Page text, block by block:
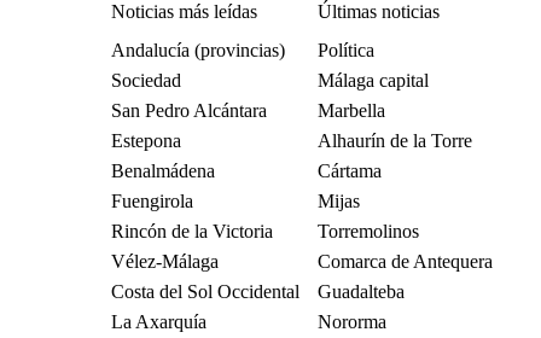
Noticias más leídas
Últimas noticias
Andalucía (provincias)
Política
Sociedad
Málaga capital
San Pedro Alcántara
Marbella
Estepona
Alhaurín de la Torre
Benalmádena
Cártama
Fuengirola
Mijas
Rincón de la Victoria
Torremolinos
Vélez-Málaga
Comarca de Antequera
Costa del Sol Occidental
Guadalteba
La Axarquía
Nororma